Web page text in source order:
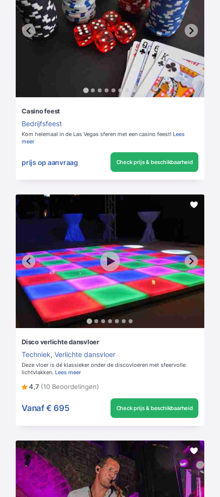
Casino feest
Bedrijfsfeest
Kom helemaal in de Las Vegas sferen met een casino feest! Lees
meer
prijs op aanvraag Check prijs & beschikbaarheid
Disco verlichte dansvloer
Techniek, Verlichte dansvloer
Deze vloer is dé klassieker onder de discovloeren met sfeervolle
lichtvlakken. Lees meer
4,7 (10 Beoordelingen)
Vanaf € 695 Check prijs & beschikbaarheid